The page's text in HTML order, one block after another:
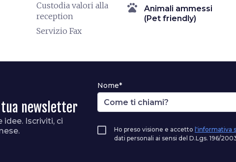
Custodia valori alla
reception
Servizio Fax
pets
Animali ammessi
(Pet friendly)
tua newsletter
idee. Iscriviti, ci
Nome*
Ho preso visione e accetto l'informativa
dati personali ai sensi del D.Lgs. 196/